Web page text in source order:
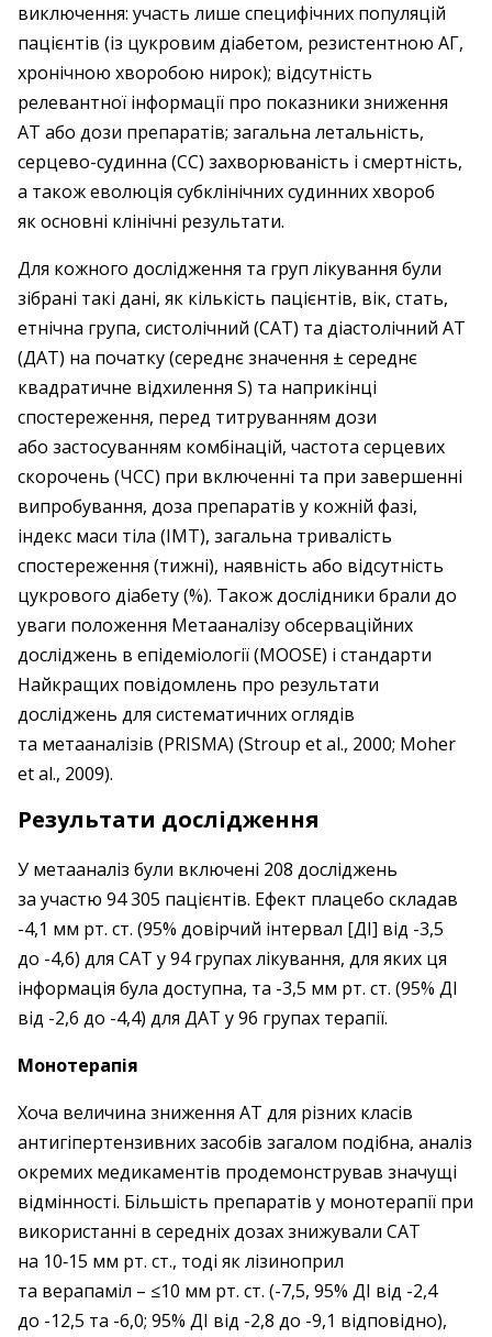
виключення: участь лише специфічних популяцій
пацієнтів (із цукровим діабетом, резистентною АГ,
хронічною хворобою нирок); відсутність
релевантної інформації про показники зниження
АТ або дози препаратів; загальна летальність,
серцево-судинна (СС) захворюваність і смертність,
а також еволюція субклінічних судинних хвороб
як основні клінічні результати.
Для кожного дослідження та груп лікування були
зібрані такі дані, як кількість пацієнтів, вік, стать,
етнічна група, систолічний (САТ) та діастолічний АТ
(ДАТ) на початку (середнє значення ± середнє
квадратичне відхилення S) та наприкінці
спостереження, перед титруванням дози
або застосуванням комбінацій, частота серцевих
скорочень (ЧСС) при включенні та при завершенні
випробування, доза препаратів у кожній фазі,
індекс маси тіла (ІМТ), загальна тривалість
спостереження (тижні), наявність або відсутність
цукрового діабету (%). Також дослідники брали до
уваги положення Метааналізу обсерваційних
досліджень в епідеміології (MOOSE) і стандарти
Найкращих повідомлень про результати
досліджень для систематичних оглядів
та метааналізів (PRISMA) (Stroup et al., 2000; Moher
et al., 2009).
Результати дослідження
У метааналіз були включені 208 досліджень
за участю 94 305 пацієнтів. Ефект плацебо складав
-4,1 мм рт. ст. (95% довірчий інтервал [ДІ] від -3,5
до -4,6) для САТ у 94 групах лікування, для яких ця
інформація була доступна, та -3,5 мм рт. ст. (95% ДІ
від -2,6 до -4,4) для ДАТ у 96 групах терапії.
Монотерапія
Хоча величина зниження АТ для різних класів
антигіпертензивних засобів загалом подібна, аналіз
окремих медикаментів продемонстрував значущі
відмінності. Більшість препаратів у монотерапії при
використанні в середніх дозах знижували САТ
на 10‑15 мм рт. ст., тоді як лізиноприл
та верапаміл – ​≤10 мм рт. ст. (-7,5, 95% ДІ від -2,4
до -12,5 та -6,0; 95% ДІ від -2,8 до -9,1 відповідно),